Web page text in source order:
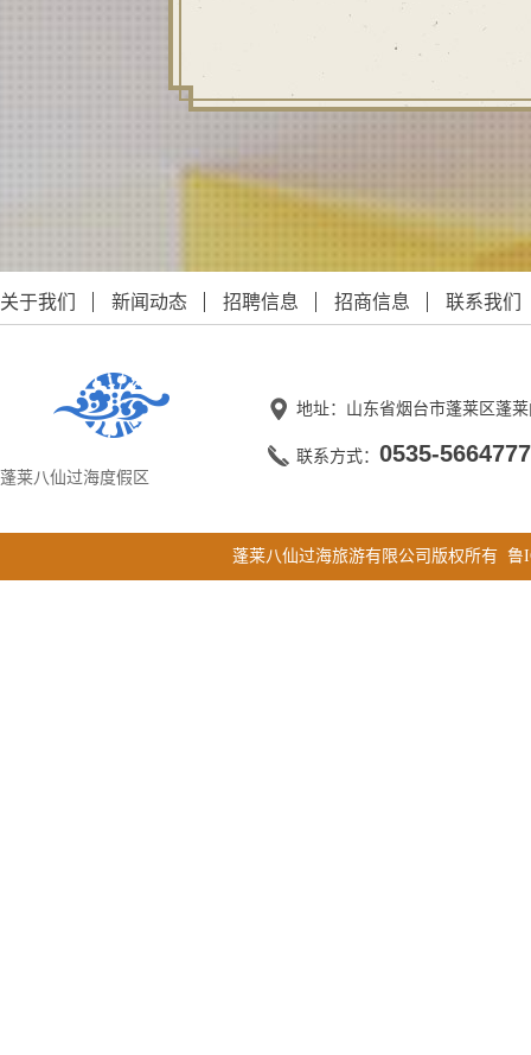
关于我们 新闻动态 招聘信息 招商信息 联系我们
蓬莱八仙过海度假区
地址：山东省烟台市蓬莱区蓬
联系方式： 0535-5664777
蓬莱八仙过海旅游有限公司版权所有 鲁